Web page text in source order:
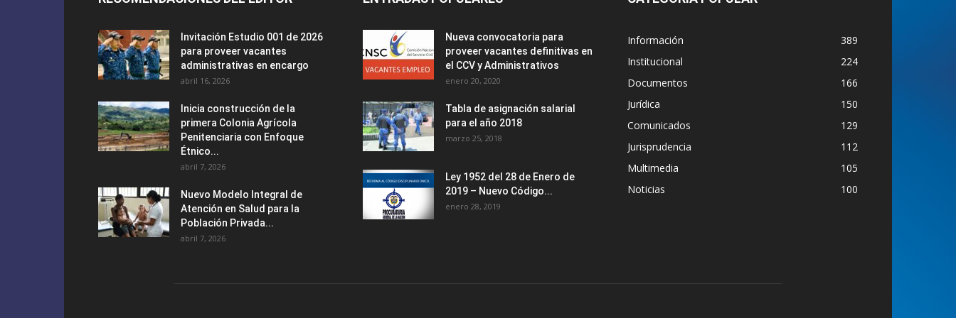
Invitación Estudio 001 de 2026
para proveer vacantes
administrativas en encargo
abril 16, 2026
Inicia construcción de la
primera Colonia Agrícola
Penitenciaria con Enfoque
Étnico...
abril 7, 2026
Nuevo Modelo Integral de
Atención en Salud para la
Población Privada...
abril 7, 2026
Nueva convocatoria para
proveer vacantes definitivas en
el CCV y Administrativos
enero 20, 2020
Tabla de asignación salarial
para el año 2018
marzo 25, 2018
Ley 1952 del 28 de Enero de
2019 – Nuevo Código...
enero 28, 2019
Información
389
Institucional
224
Documentos
166
Jurídica
150
Comunicados
129
Jurisprudencia
112
Multimedia
105
Noticias
100